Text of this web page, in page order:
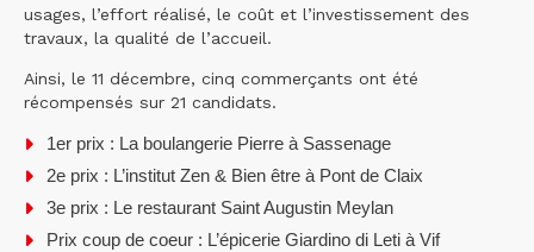
usages, l’effort réalisé, le coût et l’investissement des
travaux, la qualité de l’accueil.
Ainsi, le 11 décembre, cinq commerçants ont été
récompensés sur 21 candidats.
1er prix : La boulangerie Pierre à Sassenage
2e prix : L’institut Zen & Bien être à Pont de Claix
3e prix : Le restaurant Saint Augustin Meylan
Prix coup de coeur : L’épicerie Giardino di Leti à Vif